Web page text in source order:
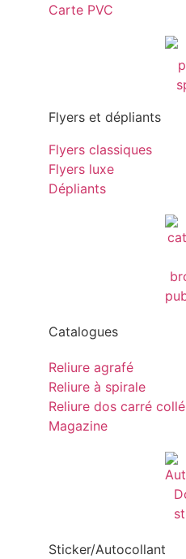
Carte PVC
Flyers et dépliants
Flyers classiques
Flyers luxe
Dépliants
Catalogues
Reliure agrafé
Reliure à spirale
Reliure dos carré collé
Magazine
Sticker/Autocollant